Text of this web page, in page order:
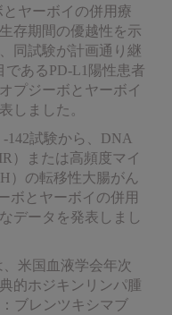
とヤーボイの併用療
存期間の優越性を示
同試験が計画通り継
あるPD-L1陽性患者
プジーボとヤーボイ
しました。
142試験から、DNA
）または高頻度マイ
）の転移性大腸がん
ボとヤーボイの併用
データを発表しまし
、米国血液学会年次
的ホジキンリンパ腫
ブレンツキシマブ